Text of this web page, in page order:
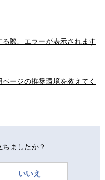
際、エラーが表示されます
ージの推奨環境を教えてく
ちましたか？
いいえ